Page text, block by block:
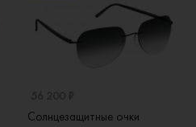
Солнцезащитные очки